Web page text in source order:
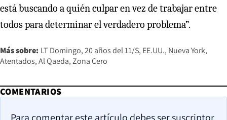
está buscando a quién culpar en vez de trabajar entre
todos para determinar el verdadero problema”.
Más sobre: LT Domingo 20 años del 11/S EE.UU. Nueva York
Atentados Al Qaeda Zona Cero
COMENTARIOS